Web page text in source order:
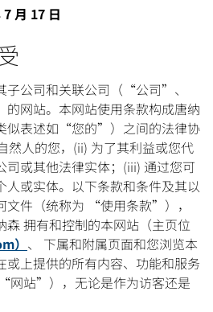
月 17 日
子公司和关联公司（“公司”、
网站。本网站使用条款构成唐纳
表述如“您的”）之间的法律协
人的您，(ii) 为了其利益或您代
司或其他法律实体；(iii) 通过您可
人或实体。以下条款和条件及其以
文件（统称为 “使用条款”），
森 拥有和控制的本网站（主页位
） 、 下属和附属页面和您浏览本
或上提供的所有内容、功能和服务
网站”），无论是作为访客还是